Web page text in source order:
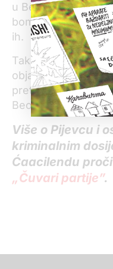
u Beogradu
bombardovanja
ih.
Takođe, kako se
objavljenom da
pretio i studentkinji
Beogradu.
Više o Pijevcu i
kriminalnim
Ćaacilendu
„Čuvari partije”.